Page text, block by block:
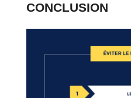
CONCLUSION